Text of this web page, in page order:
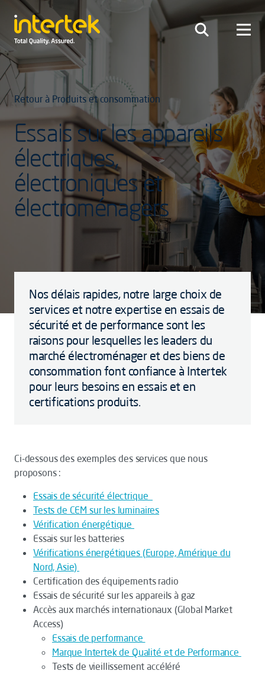
Retour à Produits et consommation
Essais sur les appareils
électriques,
électroniques et
électroménagers
Nos délais rapides, notre large choix de
services et notre expertise en essais de
sécurité et de performance sont les
raisons pour lesquelles les leaders du
marché électroménager et des biens de
consommation font confiance à Intertek
pour leurs besoins en essais et en
certifications produits.
Ci-dessous des exemples des services que nous
proposons :
Essais de sécurité électrique
Tests de CEM sur les luminaires
Vérification énergétique
Essais sur les batteries
Vérifications énergétiques (Europe, Amérique du
Nord, Asie)
Certification des équipements radio
Essais de sécurité sur les appareils à gaz
Accès aux marchés internationaux (Global Market
Access)
Essais de performance
Marque Intertek de Qualité et de Performance
Tests de vieillissement accéléré